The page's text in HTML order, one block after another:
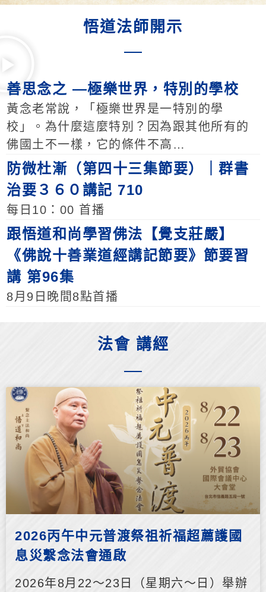
悟道法師開示
善思念之 —極樂世界，特別的學校
黃念老常說，「極樂世界是一特別的學
校」。為什麼這麼特別？因為跟其他所有的
佛國土不一樣，它的條件不高…
防微杜漸（第四十三集節要）｜群書
治要３６０講記 710
每日10：00 首播
跟悟道和尚學習佛法【覺支莊嚴】
《佛說十善業道經講記節要》節要習
講 第96集
8月9日晚間8點首播
法會 講經
2026丙午中元普渡祭祖祈福超薦護國
息災繫念法會通啟
2026年8月22～23日（星期六～日）舉辦